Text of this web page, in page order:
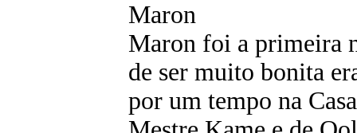
Maron
Maron foi a primeira
de ser muito bonita
por um tempo na